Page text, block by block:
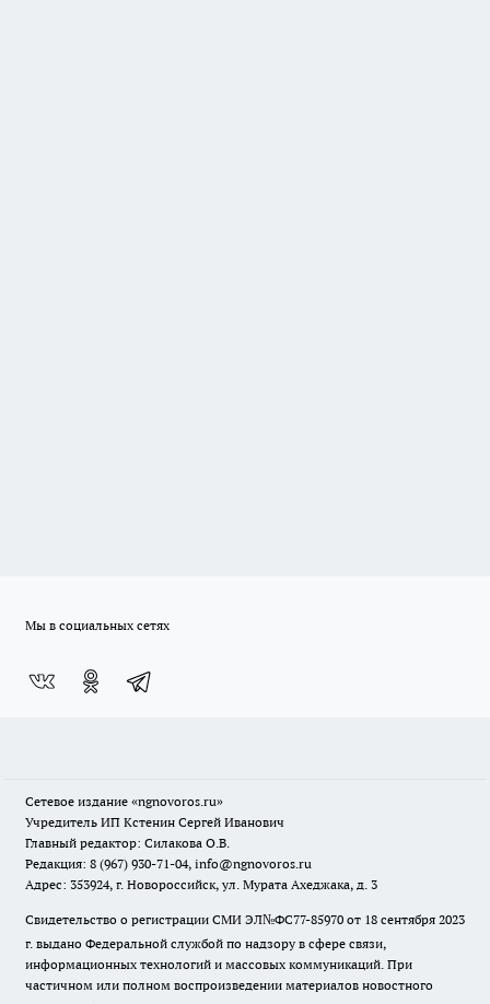
Мы в социальных сетях
Сетевое издание «ngnovoros.ru»
Учредитель ИП Кстенин Сергей Иванович
Главный редактор: Силакова О.В.
Редакция: 8 (967) 930-71-04, info@ngnovoros.ru
Адрес: 353924, г. Новороссийск, ул. Мурата Ахеджака, д. 3
Свидетельство о регистрации СМИ ЭЛ№ФС77-85970 от 18 сентября 2023
г. выдано Федеральной службой по надзору в сфере связи,
информационных технологий и массовых коммуникаций. При
частичном или полном воспроизведении материалов новостного